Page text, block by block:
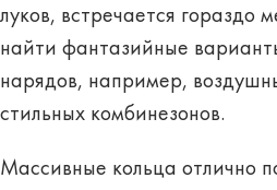
луков, встречается гораздо
найти фантазийные
нарядов, например,
стильных комбинезонов.
Массивные кольца отлично